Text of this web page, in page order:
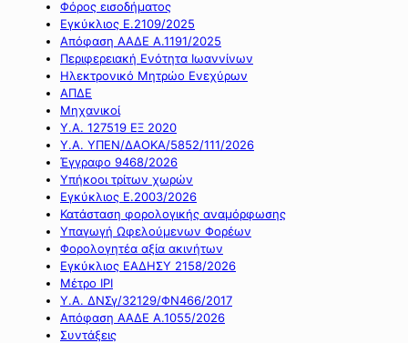
Φόρος εισοδήματος
Εγκύκλιος Ε.2109/2025
Απόφαση ΑΑΔΕ Α.1191/2025
Περιφερειακή Ενότητα Ιωαννίνων
Ηλεκτρονικό Μητρώο Ενεχύρων
ΑΠΔΕ
Μηχανικοί
Υ.Α. 127519 ΕΞ 2020
Υ.Α. ΥΠΕΝ/ΔΑΟΚΑ/5852/111/2026
Έγγραφο 9468/2026
Υπήκοοι τρίτων χωρών
Εγκύκλιος Ε.2003/2026
Κατάσταση φορολογικής αναμόρφωσης
Υπαγωγή Ωφελούμενων Φορέων
Φορολογητέα αξία ακινήτων
Εγκύκλιος ΕΑΔΗΣΥ 2158/2026
Μέτρο IPI
Υ.Α. ΔΝΣγ/32129/ΦΝ466/2017
Απόφαση ΑΑΔΕ Α.1055/2026
Συντάξεις